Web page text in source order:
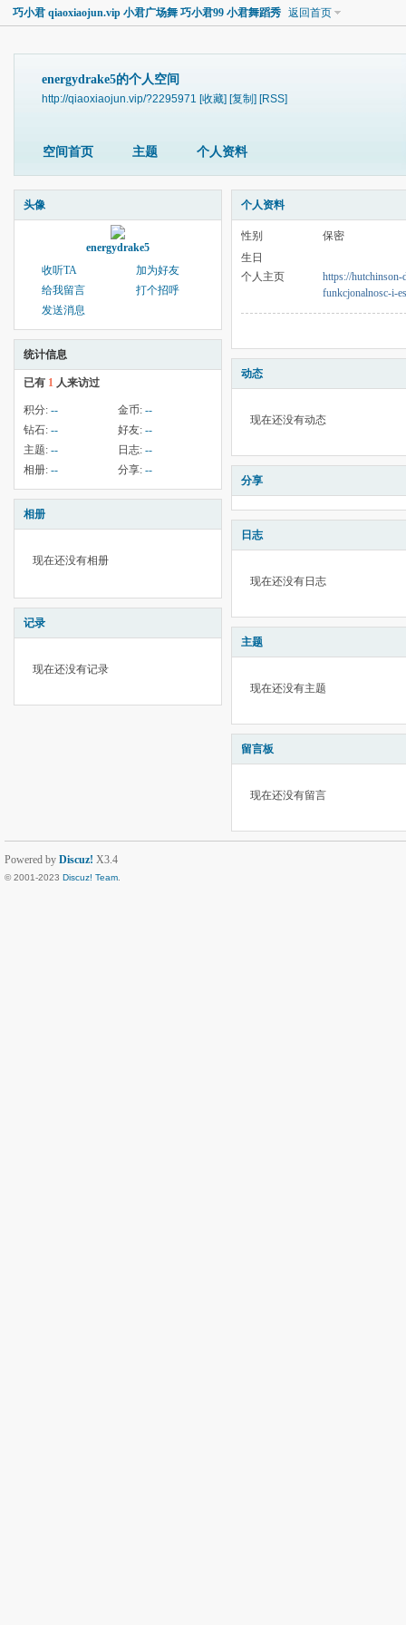
巧小君 qiaoxiaojun.vip 小君广场舞 巧小君99 小君舞蹈秀 返回首页
energydrake5的个人空间
http://qiaoxiaojun.vip/?2295971 [收藏] [复制] [RSS]
空间首页 主题 个人资料
头像
energydrake5
收听TA
加为好友
给我留言
打个招呼
发送消息
统计信息
已有 1 人来访过
积分: -- 金币: --
钻石: -- 好友: --
主题: -- 日志: --
相册: -- 分享: --
相册
现在还没有相册
记录
现在还没有记录
个人资料
性别
保密
生日
个人主页
https://hutchinson-
funkcjonalnosc-i-
动态
现在还没有动态
分享
日志
现在还没有日志
主题
现在还没有主题
留言板
现在还没有留言
Powered by Discuz! X3.4
© 2001-2023 Discuz! Team